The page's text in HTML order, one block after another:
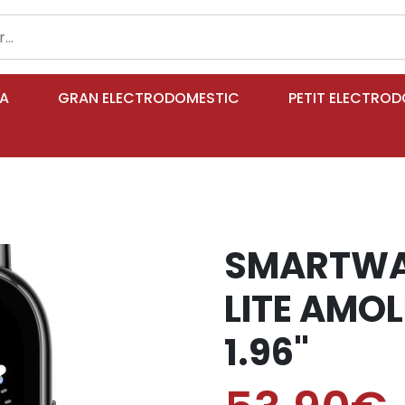
GRAN ELECTRODOMESTIC PETIT
LITE
1.96"